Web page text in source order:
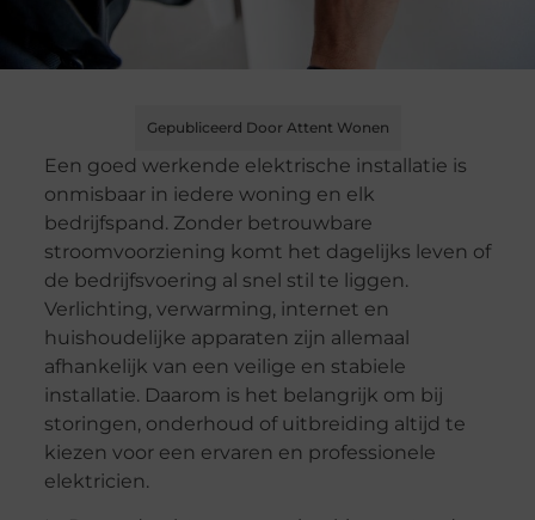
Gepubliceerd Door Attent Wonen
Een goed werkende elektrische installatie is
onmisbaar in iedere woning en elk
bedrijfspand. Zonder betrouwbare
stroomvoorziening komt het dagelijks leven of
de bedrijfsvoering al snel stil te liggen.
Verlichting, verwarming, internet en
huishoudelijke apparaten zijn allemaal
afhankelijk van een veilige en stabiele
installatie. Daarom is het belangrijk om bij
storingen, onderhoud of uitbreiding altijd te
kiezen voor een ervaren en professionele
elektricien.